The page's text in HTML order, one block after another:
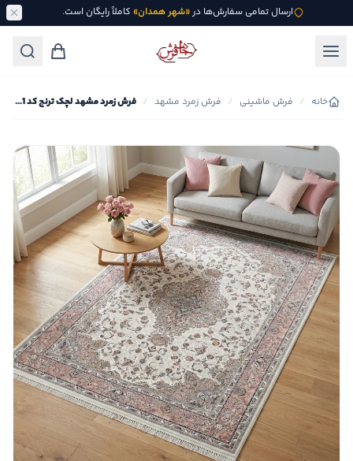
ارسال تمامی سفارش‌ها در«شهر همدان» کاملاً رایگان است.
خانه / فرش ماشینی / فرش زمرد مشهد / فرش زمرد مشهد لچک ترنج کد 45001